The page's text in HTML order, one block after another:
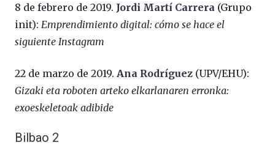
8 de febrero de 2019. Jordi Martí Carrera (Grupo
init): Emprendimiento digital: cómo se hace el
siguiente Instagram
22 de marzo de 2019. Ana Rodríguez (UPV/EHU):
Gizaki eta roboten arteko elkarlanaren erronka:
exoeskeletoak adibide
Bilbao 2